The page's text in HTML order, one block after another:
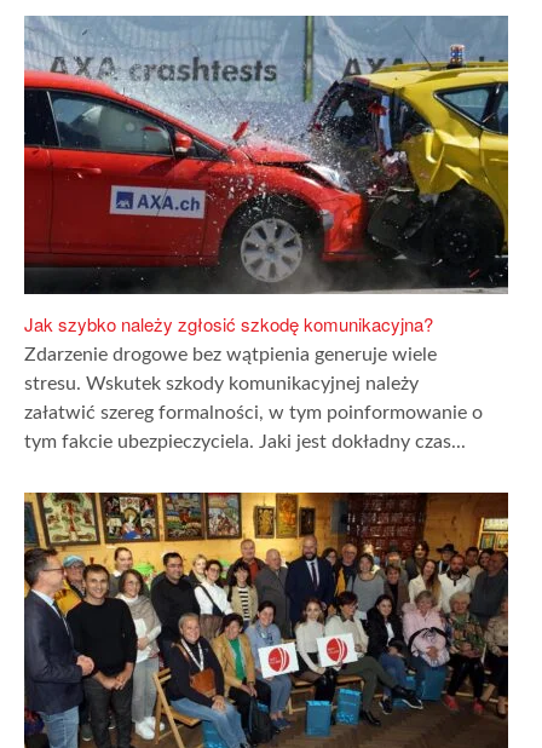
Jak szybko należy zgłosić szkodę komunikacyjna?
Zdarzenie drogowe bez wątpienia generuje wiele
stresu. Wskutek szkody komunikacyjnej należy
załatwić szereg formalności, w tym poinformowanie o
tym fakcie ubezpieczyciela. Jaki jest dokładny czas...